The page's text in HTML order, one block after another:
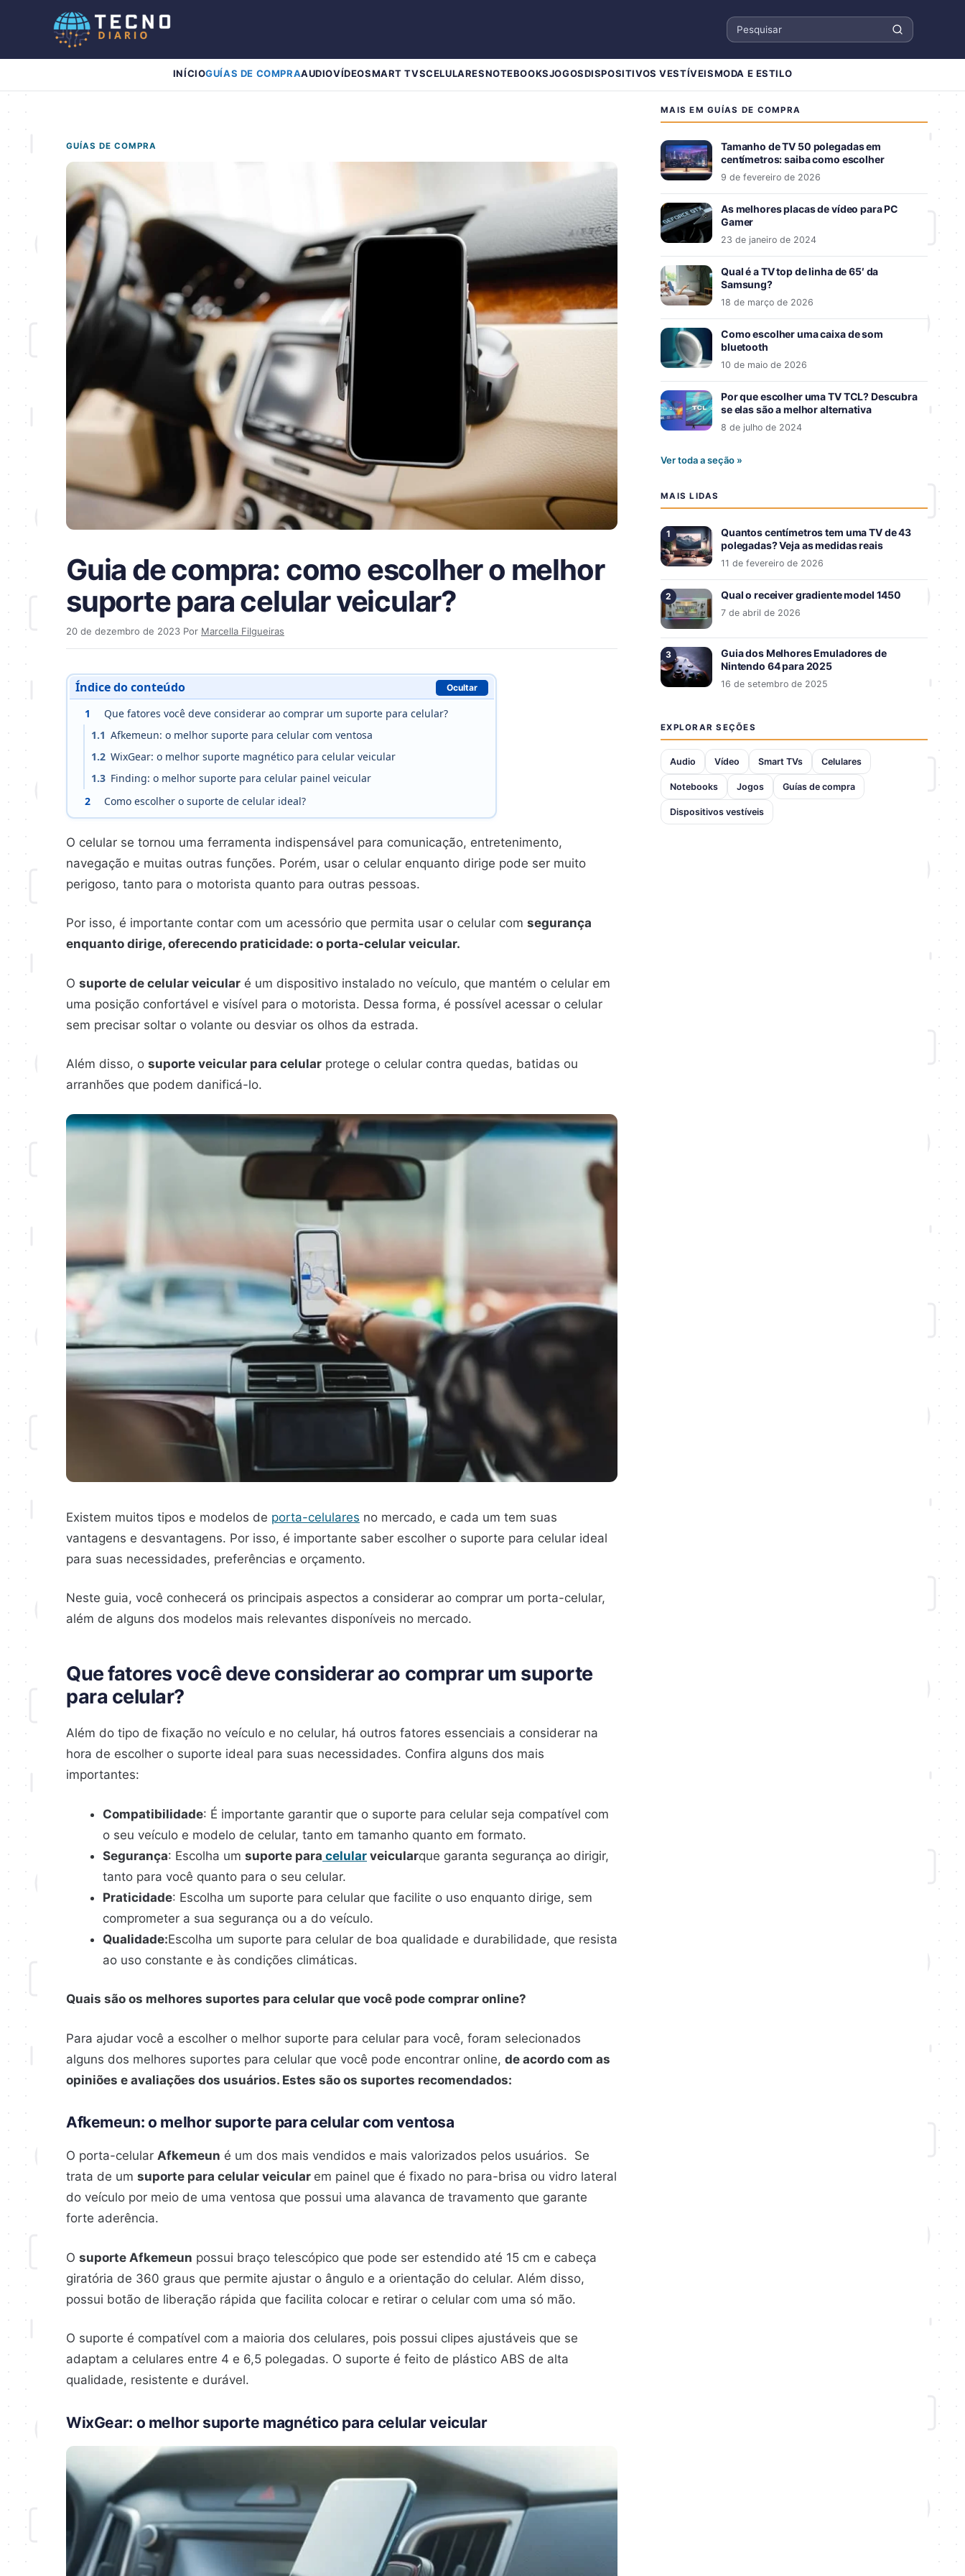
Pesquisar
INÍCIOGUÍAS DE COMPRAAUDIOVÍDEOSMART TVSCELULARESNOTEBOOKSJOGOSDISPOSITIVOS VESTÍVEISMODA E ESTILO
GUÍAS DE COMPRA
Guia de compra: como escolher o melhor
suporte para celular veicular?
20 de dezembro de 2023 Por Marcella Filgueiras
Índice do conteúdo Ocultar
1
Que fatores você deve considerar ao comprar um suporte para celular?
1.1 Afkemeun: o melhor suporte para celular com ventosa
1.2 WixGear: o melhor suporte magnético para celular veicular
1.3 Finding: o melhor suporte para celular painel veicular
2
Como escolher o suporte de celular ideal?
O celular se tornou uma ferramenta indispensável para comunicação, entretenimento,
navegação e muitas outras funções. Porém, usar o celular enquanto dirige pode ser muito
perigoso, tanto para o motorista quanto para outras pessoas.
Por isso, é importante contar com um acessório que permita usar o celular com segurança
enquanto dirige, oferecendo praticidade: o porta-celular veicular.
O suporte de celular veicular é um dispositivo instalado no veículo, que mantém o celular em
uma posição confortável e visível para o motorista. Dessa forma, é possível acessar o celular
sem precisar soltar o volante ou desviar os olhos da estrada.
Além disso, o suporte veicular para celular protege o celular contra quedas, batidas ou
arranhões que podem danificá-lo.
Existem muitos tipos e modelos de porta-celulares no mercado, e cada um tem suas
vantagens e desvantagens. Por isso, é importante saber escolher o suporte para celular ideal
para suas necessidades, preferências e orçamento.
Neste guia, você conhecerá os principais aspectos a considerar ao comprar um porta-celular,
além de alguns dos modelos mais relevantes disponíveis no mercado.
Que fatores você deve considerar ao comprar um suporte
para celular?
Além do tipo de fixação no veículo e no celular, há outros fatores essenciais a considerar na
hora de escolher o suporte ideal para suas necessidades. Confira alguns dos mais
importantes:
Compatibilidade: É importante garantir que o suporte para celular seja compatível com
o seu veículo e modelo de celular, tanto em tamanho quanto em formato.
Segurança: Escolha um suporte para celular veicularque garanta segurança ao dirigir,
tanto para você quanto para o seu celular.
Praticidade: Escolha um suporte para celular que facilite o uso enquanto dirige, sem
comprometer a sua segurança ou a do veículo.
Qualidade:Escolha um suporte para celular de boa qualidade e durabilidade, que resista
ao uso constante e às condições climáticas.
Quais são os melhores suportes para celular que você pode comprar online?
Para ajudar você a escolher o melhor suporte para celular para você, foram selecionados
alguns dos melhores suportes para celular que você pode encontrar online, de acordo com as
opiniões e avaliações dos usuários. Estes são os suportes recomendados:
Afkemeun: o melhor suporte para celular com ventosa
O porta-celular Afkemeun é um dos mais vendidos e mais valorizados pelos usuários. Se
trata de um suporte para celular veicular em painel que é fixado no para-brisa ou vidro lateral
do veículo por meio de uma ventosa que possui uma alavanca de travamento que garante
forte aderência.
O suporte Afkemeun possui braço telescópico que pode ser estendido até 15 cm e cabeça
giratória de 360 ​​graus que permite ajustar o ângulo e a orientação do celular. Além disso,
possui botão de liberação rápida que facilita colocar e retirar o celular com uma só mão.
O suporte é compatível com a maioria dos celulares, pois possui clipes ajustáveis ​​que se
adaptam a celulares entre 4 e 6,5 polegadas. O suporte é feito de plástico ABS de alta
qualidade, resistente e durável.
WixGear: o melhor suporte magnético para celular veicular
MAIS EM GUÍAS DE COMPRA
Tamanho de TV 50 polegadas em
centímetros: saiba como escolher
9 de fevereiro de 2026
As melhores placas de vídeo para PC
Gamer
23 de janeiro de 2024
Qual é a TV top de linha de 65′ da
Samsung?
18 de março de 2026
Como escolher uma caixa de som
bluetooth
10 de maio de 2026
Por que escolher uma TV TCL? Descubra
se elas são a melhor alternativa
8 de julho de 2024
Ver toda a seção »
MAIS LIDAS
Quantos centímetros tem uma TV de 43
polegadas? Veja as medidas reais
11 de fevereiro de 2026
Qual o receiver gradiente model 1450
7 de abril de 2026
Guia dos Melhores Emuladores de
Nintendo 64 para 2025
16 de setembro de 2025
EXPLORAR SEÇÕES
Audio Vídeo Smart TVs Celulares
Notebooks Jogos Guías de compra
Dispositivos vestíveis